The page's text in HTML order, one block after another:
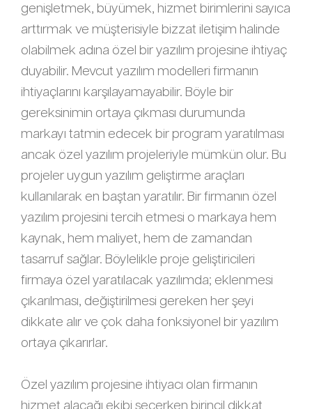
genişletmek, büyümek, hizmet birimlerini sayıca
arttırmak ve müşterisiyle bizzat iletişim halinde
olabilmek adına özel bir yazılım projesine ihtiyaç
duyabilir. Mevcut yazılım modelleri firmanın
ihtiyaçlarını karşılayamayabilir. Böyle bir
gereksinimin ortaya çıkması durumunda
markayı tatmin edecek bir program yaratılması
ancak özel yazılım projeleriyle mümkün olur. Bu
projeler uygun yazılım geliştirme araçları
kullanılarak en baştan yaratılır. Bir firmanın özel
yazılım projesini tercih etmesi o markaya hem
kaynak, hem maliyet, hem de zamandan
tasarruf sağlar. Böylelikle proje geliştiricileri
firmaya özel yaratılacak yazılımda; eklenmesi
çıkarılması, değiştirilmesi gereken her şeyi
dikkate alır ve çok daha fonksiyonel bir yazılım
ortaya çıkarırlar.
Özel yazılım projesine ihtiyacı olan firmanın
hizmet alacağı ekibi seçerken birincil dikkat